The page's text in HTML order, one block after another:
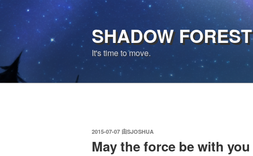
跳
内
SHADOW FOREST
It's time to move.
发
于
2015-07-07 由SJOSHUA
May the force be with you